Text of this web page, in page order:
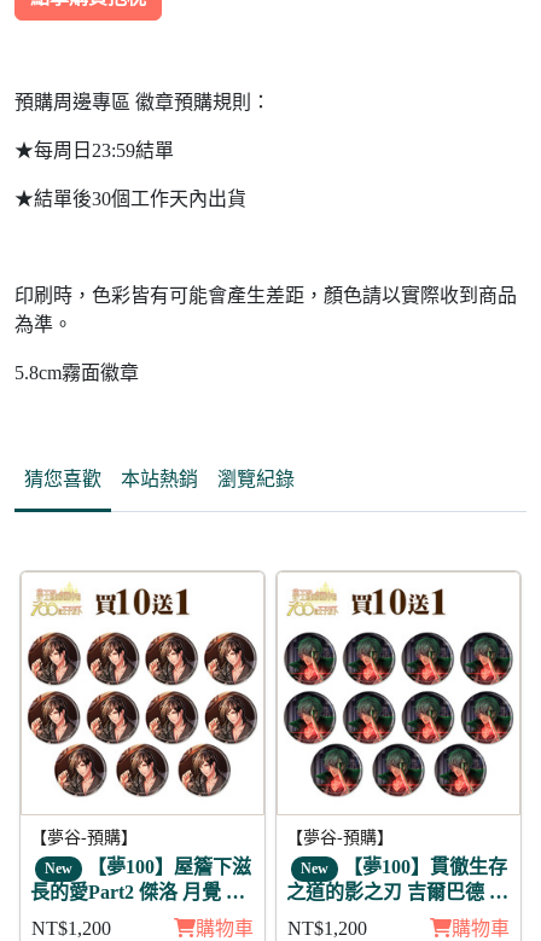
預購周邊專區 徽章預購規則：
★每周日23:59結單
★結單後30個工作天內出貨
印刷時，色彩皆有可能會產生差距，顏色請以實際收到商品
為準。
5.8cm霧面徽章
猜您喜歡 本站熱銷 瀏覽紀錄
【夢谷-預購】
New 【夢100】屋簷下滋
長的愛Part2 傑洛 月覺 徽
章11入組
NT$1,200 購物車
【夢谷-預購】
New 【夢100】貫徹生存
之道的影之刃 吉爾巴德 日
覺 徽章11入組
NT$1,200 購物車